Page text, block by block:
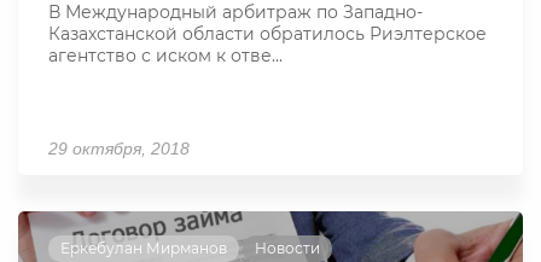
В Международный арбитраж по Западно-
Казахстанской области обратилось Риэлтерское
агентство с иском к отве...
29 октября, 2018
Еркебулан Мирманов Новости